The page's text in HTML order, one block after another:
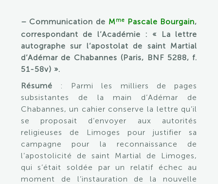
– Communication de M mePascale Bourgain,
correspondant de l’Académie : « La lettre
autographe sur l’apostolat de saint Martial
d’Adémar de Chabannes (Paris, BNF 5288, f.
51-58v) ».
Résumé : Parmi les milliers de pages
subsistantes de la main d’Adémar de
Chabannes, un cahier conserve la lettre qu’il
se proposait d’envoyer aux autorités
religieuses de Limoges pour justifier sa
campagne pour la reconnaissance de
l’apostolicité de saint Martial de Limoges,
qui s’était soldée par un relatif échec au
moment de l’instauration de la nouvelle